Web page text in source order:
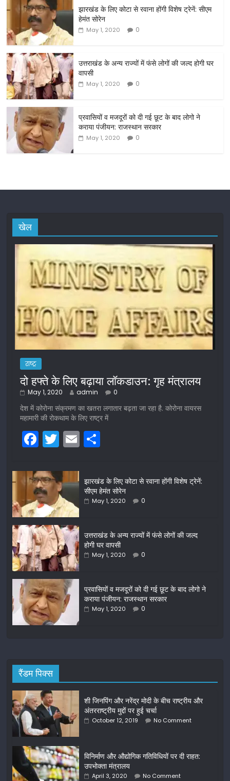
e
b
o
o
k
er e
झारखंड के लिए कोटा से रवाना होंगी विशेष ट्रेनें: सीएम
हेमंत सोरेन
May 1, 2020 0
उत्तराखंड के अन्य राज्यों में फंसे लोगों की जल्द होगी घर
वापसी
May 1, 2020 0
प्रवासियों व मजदूरों को दी गई छूट के बाद लोगो ने
कराया पंजीयन: राजस्थान सरकार
May 1, 2020 0
खेल
राष्ट्र
दो हफ्ते के लिए बढ़ाया लॉकडाउन: गृह मंत्रालय
May 1, 2020 admin 0
देश में कोरोना संक्रमण का खतरा लगातार बढ़ता जा रहा है. कोरोना वायरस
महामारी की रोकथाम के लिए राष्ट्र में
F
c
e
b
o
o
k
T
itt
er
E
ar
e
झारखंड के लिए कोटा से रवाना होंगी विशेष ट्रेनें:
सीएम हेमंत सोरेन
May 1, 2020 0
उत्तराखंड के अन्य राज्यों में फंसे लोगों की जल्द
होगी घर वापसी
May 1, 2020 0
प्रवासियों व मजदूरों को दी गई छूट के बाद लोगो ने
कराया पंजीयन: राजस्थान सरकार
May 1, 2020 0
रैंडम पिक्स
शी जिनपिंग और नरेंद्र मोदी के बीच राष्ट्रीय और
अंतरराष्ट्रीय मुद्दों पर हुई चर्चा
October 12, 2019 No Comment
विनिर्माण और औद्योगिक गतिविधियों पर दी राहत:
उपभोक्ता मंत्रालय
April 3, 2020 No Comment